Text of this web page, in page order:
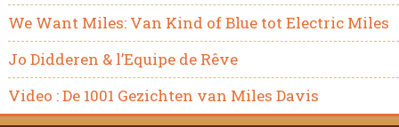
We Want Miles: Van Kind of Blue tot Electric Miles
Jo Didderen & l’Equipe de Rêve
Video : De 1001 Gezichten van Miles Davis